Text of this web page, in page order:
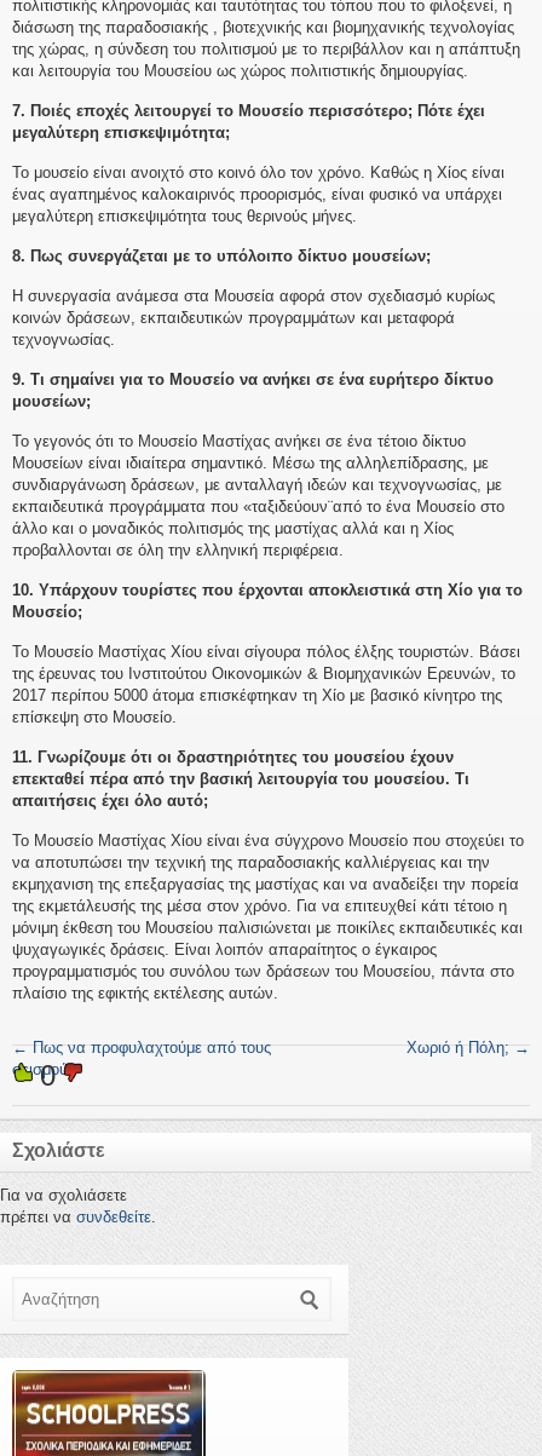
πολιτιστικής κληρονομιάς και ταυτότητας του τόπου που το φιλοξενεί, η
διάσωση της παραδοσιακής , βιοτεχνικής και βιομηχανικής τεχνολογίας
της χώρας, η σύνδεση του πολιτισμού με το περιβάλλον και η απάπτυξη
και λειτουργία του Μουσείου ως χώρος πολιτιστικής δημιουργίας.
7. Ποιές εποχές λειτουργεί το Μουσείο περισσότερο; Πότε έχει
μεγαλύτερη επισκεψιμότητα;
Το μουσείο είναι ανοιχτό στο κοινό όλο τον χρόνο. Καθώς η Χίος είναι
ένας αγαπημένος καλοκαιρινός προορισμός, είναι φυσικό να υπάρχει
μεγαλύτερη επισκεψιμότητα τους θερινούς μήνες.
8. Πως συνεργάζεται με το υπόλοιπο δίκτυο μουσείων;
Η συνεργασία ανάμεσα στα Μουσεία αφορά στον σχεδιασμό κυρίως
κοινών δράσεων, εκπαιδευτικών προγραμμάτων και μεταφορά
τεχνογνωσίας.
9. Τι σημαίνει για το Μουσείο να ανήκει σε ένα ευρήτερο δίκτυο
μουσείων;
Το γεγονός ότι το Μουσείο Μαστίχας ανήκει σε ένα τέτοιο δίκτυο
Μουσείων είναι ιδιαίτερα σημαντικό. Μέσω της αλληλεπίδρασης, με
συνδιαργάνωση δράσεων, με ανταλλαγή ιδεών και τεχνογνωσίας, με
εκπαιδευτικά προγράμματα που «ταξιδεύουν¨από το ένα Μουσείο στο
άλλο και ο μοναδικός πολιτισμός της μαστίχας αλλά και η Χίος
προβαλλονται σε όλη την ελληνική περιφέρεια.
10. Υπάρχουν τουρίστες που έρχονται αποκλειστικά στη Χίο για το
Μουσείο;
Το Μουσείο Μαστίχας Χίου είναι σίγουρα πόλος έλξης τουριστών. Βάσει
της έρευνας του Ινστιτούτου Οικονομικών & Βιομηχανικών Ερευνών, το
2017 περίπου 5000 άτομα επισκέφτηκαν τη Χίο με βασικό κίνητρο της
επίσκεψη στο Μουσείο.
11. Γνωρίζουμε ότι οι δραστηριότητες του μουσείου έχουν
επεκταθεί πέρα από την βασική λειτουργία του μουσείου. Τι
απαιτήσεις έχει όλο αυτό;
Το Μουσείο Μαστίχας Χίου είναι ένα σύγχρονο Μουσείο που στοχεύει το
να αποτυπώσει την τεχνική της παραδοσιακής καλλιέργειας και την
εκμηχανιση της επεξαργασίας της μαστίχας και να αναδείξει την πορεία
της εκμετάλευσής της μέσα στον χρόνο. Για να επιτευχθεί κάτι τέτοιο η
μόνιμη έκθεση του Μουσείου παλισιώνεται με ποικίλες εκπαιδευτικές και
ψυχαγωγικές δράσεις. Είναι λοιπόν απαραίτητος ο έγκαιρος
προγραμματισμός του συνόλου των δράσεων του Μουσείου, πάντα στο
πλαίσιο της εφικτής εκτέλεσης αυτών.
←Πως να προφυλαχτούμε από τους
σεισμούς
Χωριό ή Πόλη;→
0
Σχολιάστε
Για να σχολιάσετε
πρέπει να συνδεθείτε.